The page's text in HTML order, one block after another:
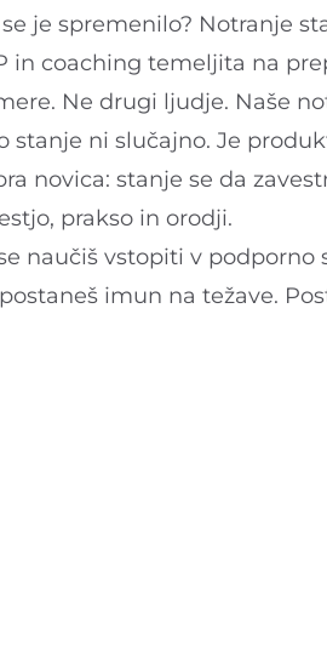
se je spremenilo? Notranje
in coaching temeljita na
Ne drugi ljudje. Naše
stanje ni slučajno. Je
novica: stanje se da
prakso in orodji.
naučiš vstopiti v
imun na težave.